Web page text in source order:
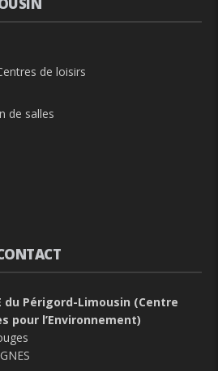
de loisirs
de salles
du Périgord-Limousin (Centre
pour l’Environnement)